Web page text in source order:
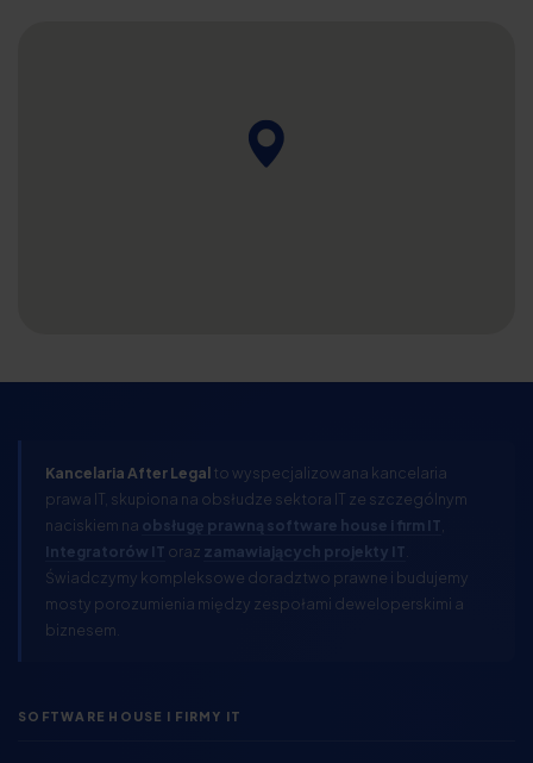
Kancelaria After Legalto wyspecjalizowana kancelaria
prawa IT, skupiona na obsłudze sektora IT ze szczególnym
naciskiem na obsługę prawną software house i firm IT
Integratorów IT oraz zamawiających projekty IT
Świadczymy kompleksowe doradztwo prawne i budujemy
mosty porozumienia między zespołami deweloperskimi a
biznesem.
SOFTWARE HOUSE I FIRMY IT